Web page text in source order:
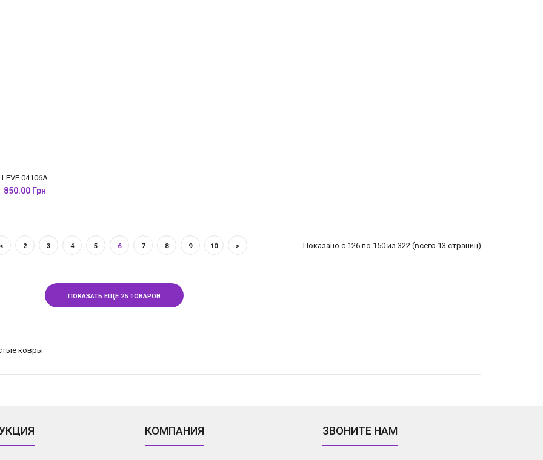
LEVE 04106A
850.00 Грн
< 2 3 4 5 6 7 8 9 10 >
ПОКАЗАТЬ ЕЩЕ 25 ТОВАРОВ
Показано с 126 по 150 из 322 (всего 13 страниц)
КОМПАНИЯ ЗВОНИТЕ НАМ